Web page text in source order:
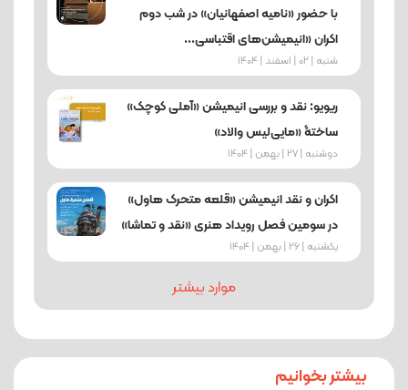
با حضور «نامیه اصفهانیان» در شب دوم
اکران «انیمیشن‌های اقتباسی...
شنبه | 02 | اسفند | 1404
ریویو: نقد و بررسی انیمیشن «آملی کوچک»
ساختۀ «مایی‌لیس والاد»
دوشنبه | 27 | بهمن | 1404
اکران و نقد انیمیشن «قلعه متحرک هاول»
در سومین فصل رویداد هنری «نقد و تماشا»
یکشنبه | 26 | بهمن | 1404
موارد بیشتر
بیشتر بخوانیم